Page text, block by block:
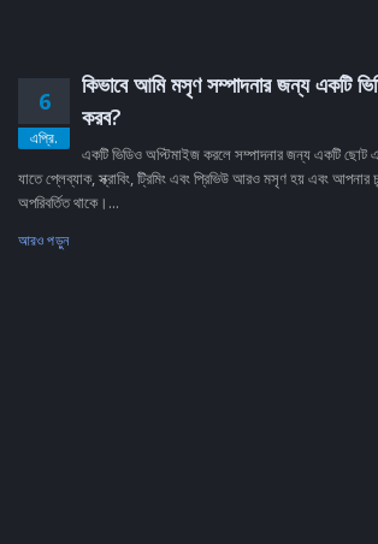
6
এপ্রি.
কিভাবে আমি মসৃণ সম্পাদনার জন্য একটি
করব?
একটি ভিডিও অপ্টিমাইজ করলে সম্পাদনার জন্য একটি ছোট
যাতে প্লেব্যাক, স্ক্রাবিং, ট্রিমিং এবং প্রিভিউ আরও মসৃণ হয় এবং আপনার
অপরিবর্তিত থাকে।...
আরও পড়ুন